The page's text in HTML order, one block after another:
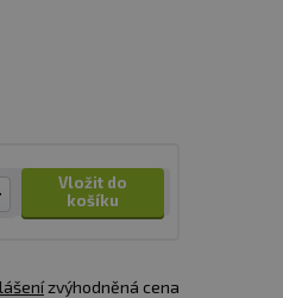
Vložit do
košíku
zvýhodněná cena